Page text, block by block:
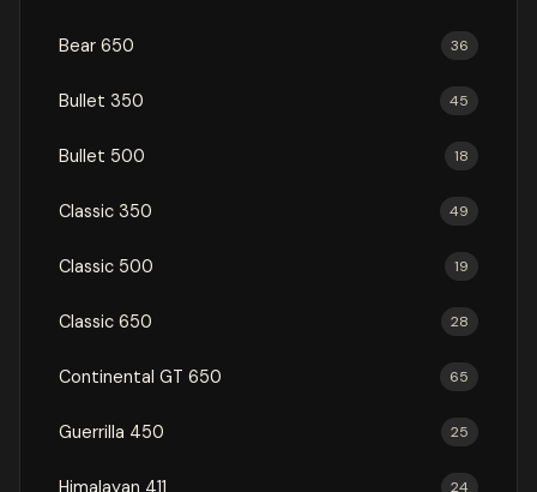
Bear 650 36
Bullet 350 45
Bullet 500 18
Classic 350 49
Classic 500 19
Classic 650 28
Continental GT 650 65
Guerrilla 450 25
Himalayan 411 24